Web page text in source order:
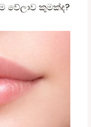
වේලාව කුමක්ද?